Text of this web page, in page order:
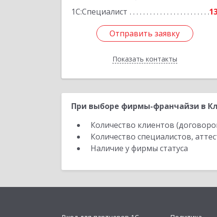
1С:Специалист
Отправить заявку
Показать контакты
Отправить заявку
Назад
При выборе фирмы-франчайзи в
Количество клиентов
Количество специалистов,
Наличие у фирмы статуса